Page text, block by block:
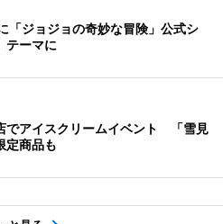
「ジョジョの奇妙な冒険」公式シ
ーマに
でアイスクリームイベント 「雪見
定商品も